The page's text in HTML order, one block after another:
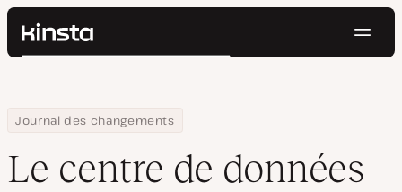
Kinsta®
Prix
Contact
Rechercher
Home
Journal des changements
Le centre de données Suisse est désormais disponible à
Le centre de données